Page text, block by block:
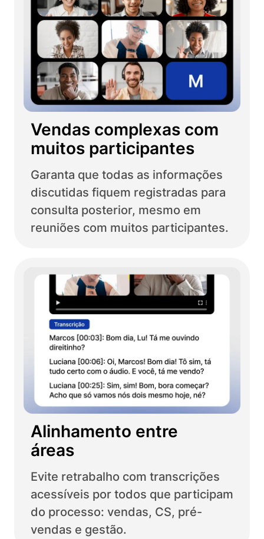
Vendas complexas com
muitos participantes
Garanta que todas as informações
discutidas fiquem registradas para
consulta posterior, mesmo em
reuniões com muitos participantes.
Alinhamento entre
áreas
Evite retrabalho com transcrições
acessíveis por todos que participam
do processo: vendas, CS, pré-
vendas e gestão.